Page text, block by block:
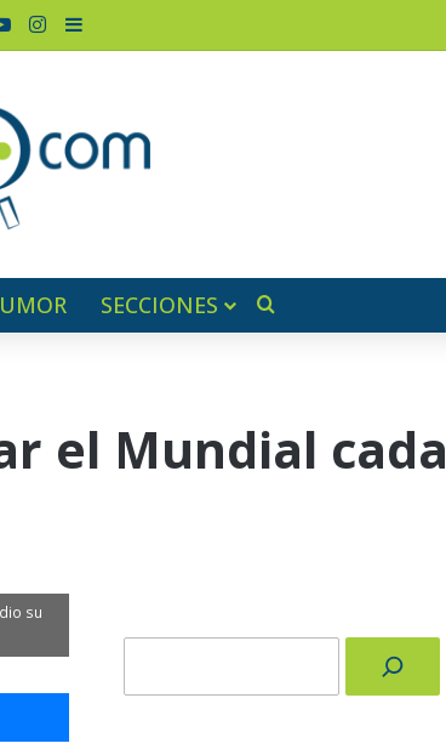
YouTubeInstagram
Barra lateral
SECCIONES
el Mundial cada
su
Messenger